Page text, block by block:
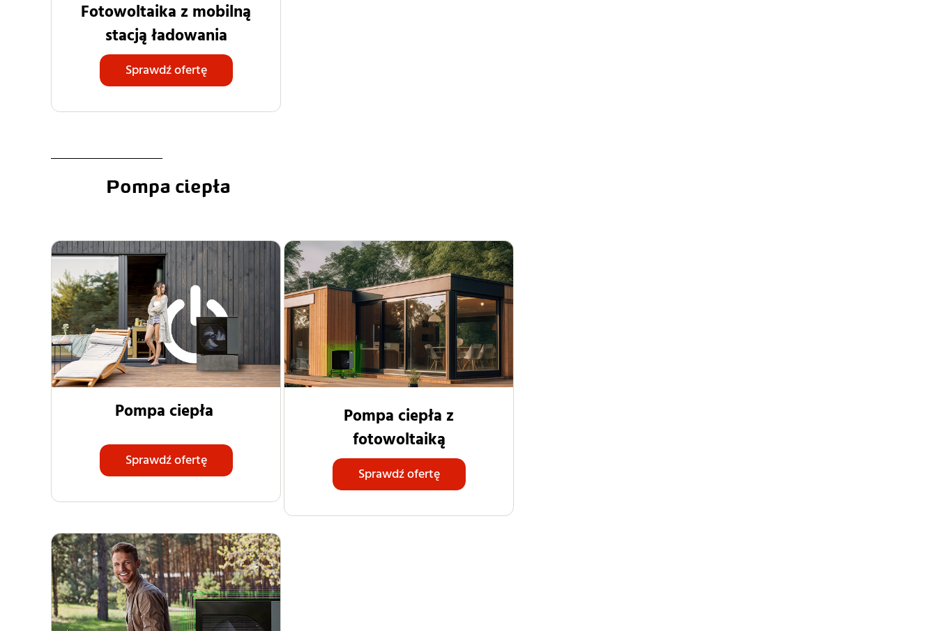
Fotowoltaika z mobilną
stacją ładowania
Sprawdź ofertę
Pompa ciepła
Pompa ciepła
Sprawdź ofertę
Pompa ciepła z
fotowoltaiką
Sprawdź ofertę